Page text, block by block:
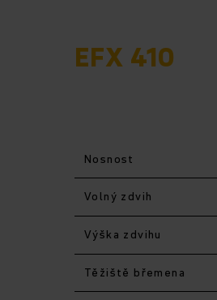
EFX 410
Nosnost
Volný zdvih
Výška zdvihu
Těžiště břemena